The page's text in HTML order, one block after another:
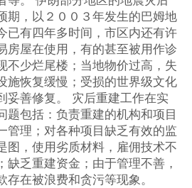
期，以２００３年发生的巴姆地
已有四年多时间，市区内还有许
房屋在使用，有的甚至被用作诊
不少烂尾楼；当地物价过高，失
施恢复缓慢；受损的世界级文化
妥善修复。 灾后重建工作在实
题包括：负责重建的机构和项目
管理；对各种项目缺乏有效的监
图，使用劣质材料，雇佣技术不
缺乏重建资金；由于管理不善，
在被浪费和贪污等现象。